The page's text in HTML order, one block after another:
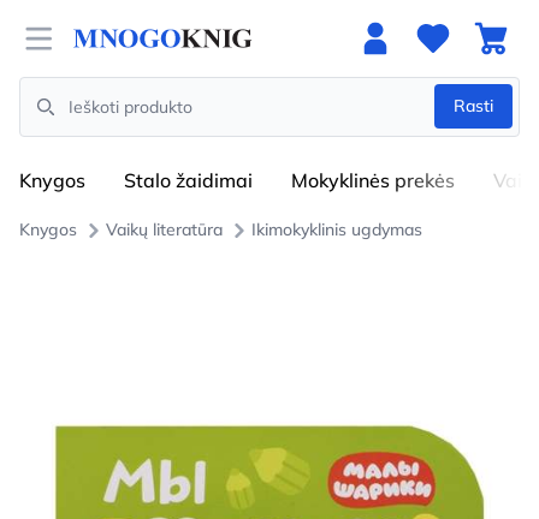
Open menu
Search
Rasti
Knygos Stalo žaidimai Mokyklinės prekės
Knygos Vaikų literatūra Ikimokyklinis ugdymas